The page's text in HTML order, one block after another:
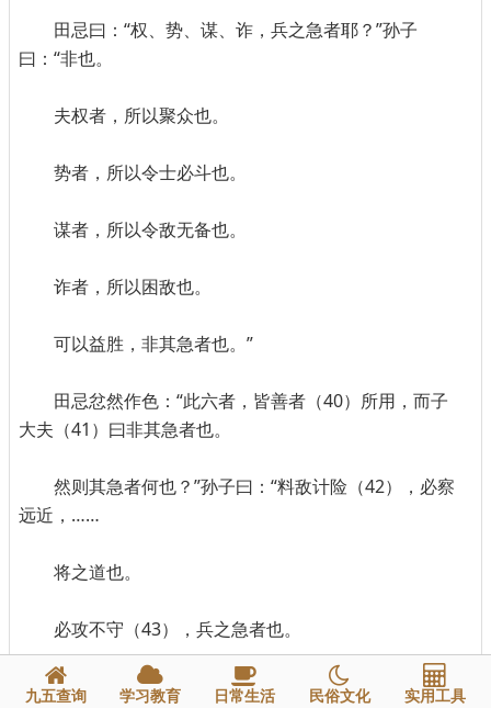
田忌曰：“权、势、谋、诈，兵之急者耶？”孙子
曰：“非也。
夫权者，所以聚众也。
势者，所以令士必斗也。
谋者，所以令敌无备也。
诈者，所以困敌也。
可以益胜，非其急者也。”
田忌忿然作色：“此六者，皆善者（40）所用，而子
大夫（41）曰非其急者也。
然则其急者何也？”孙子曰：“料敌计险（42），必察
远近，……
将之道也。
必攻不守（43），兵之急者也。
……骨也。”
九五查询 学习教育 日常生活 民俗文化 实用工具